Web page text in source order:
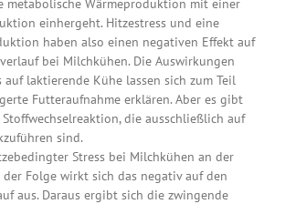
metabolische Wärmeproduktion mit einer
einhergeht. Hitzestress und eine
haben also einen negativen Effekt auf
bei Milchkühen. Die Auswirkungen
auf laktierende Kühe lassen sich zum Teil
Futteraufnahme erklären. Aber es gibt
die ausschließlich auf
sind.
Stress bei Milchkühen an der
der Folge wirkt sich das negativ auf den
aus. Daraus ergibt sich die zwingende